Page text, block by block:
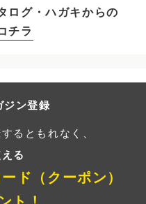
ログ・ハガキからの
チラ
ジン登録
るともれなく、
る
ド（クーポン）